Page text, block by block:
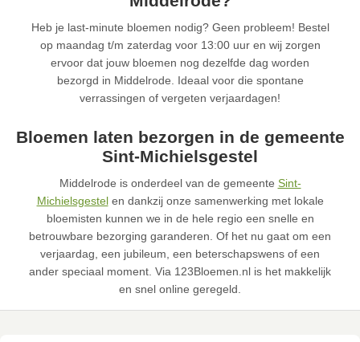
Heb je last-minute bloemen nodig? Geen probleem! Bestel
op maandag t/m zaterdag voor 13:00 uur en wij zorgen
ervoor dat jouw bloemen nog dezelfde dag worden
bezorgd in Middelrode. Ideaal voor die spontane
verrassingen of vergeten verjaardagen!
Bloemen laten bezorgen in de gemeente
Sint-Michielsgestel
Middelrode is onderdeel van de gemeente Sint-
Michielsgestelen dankzij onze samenwerking met lokale
bloemisten kunnen we in de hele regio een snelle en
betrouwbare bezorging garanderen. Of het nu gaat om een
verjaardag, een jubileum, een beterschapswens of een
ander speciaal moment. Via 123Bloemen.nl is het makkelijk
en snel online geregeld.